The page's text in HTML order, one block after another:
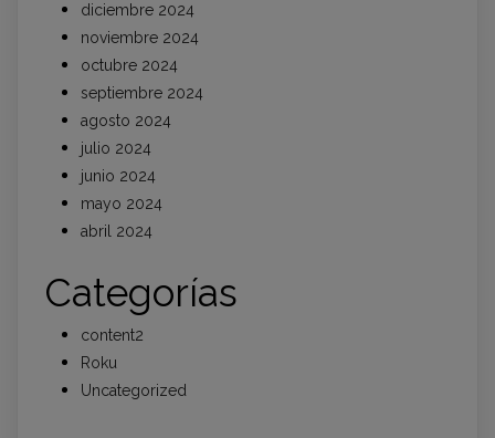
diciembre 2024
noviembre 2024
octubre 2024
septiembre 2024
agosto 2024
julio 2024
junio 2024
mayo 2024
abril 2024
Categorías
content2
Roku
Uncategorized